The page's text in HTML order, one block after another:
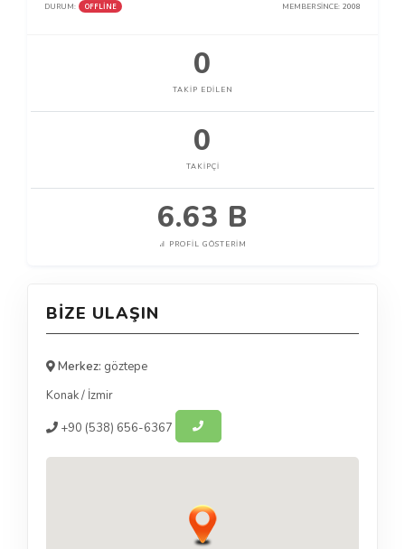
DURUM: OFFLINE MEMBER SINCE: 2008
0
TAKIP EDILEN
0
TAKIPÇI
6.63 B
PROFIL GÖSTERIM
BIZE ULAŞIN
Merkez: göztepe
Konak/ İzmir
+90 (538) 656-6367